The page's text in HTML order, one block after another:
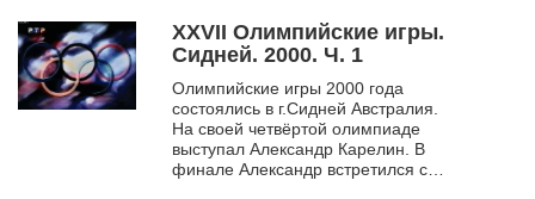
Гарднеру – причина
несовершенство правил поеди...
XXVII Олимпийские игры.
Сидней. 2000. Ч. 1
Олимпийские игры 2000 года
состоялись в г.Сидней Австралия.
На своей четвёртой олимпиаде
выступал Александр Карелин. В
финале Александр встретился с